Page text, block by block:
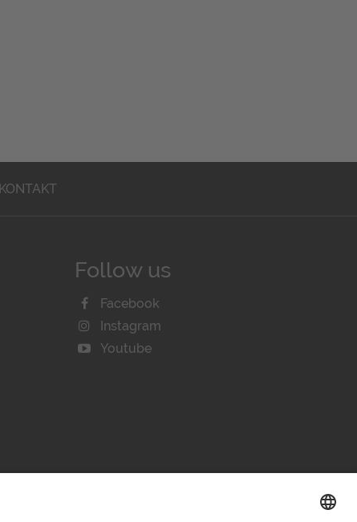
KONTAKT
Follow us
Facebook
Instagram
Youtube